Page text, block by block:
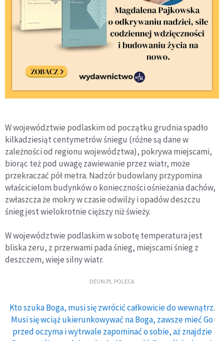
W województwie podlaskim od początku grudnia spadło
kilkadziesiąt centymetrów śniegu (różne są dane w
zależności od regionu województwa), pokrywa miejscami,
biorąc też pod uwagę zawiewanie przez wiatr, może
przekraczać pół metra. Nadzór budowlany przypomina
właścicielom budynków o konieczności ośnieżania dachów,
zwłaszcza że mokry w czasie odwilży i opadów deszczu
śnieg jest wielokrotnie cięższy niż świeży.
W województwie podlaskim w sobotę temperatura jest
bliska zeru, z przerwami pada śnieg, miejscami śnieg z
deszczem, wieje silny wiatr.
DEON.PL POLECA
Kto szuka Boga, musi się zwrócić całkowicie do wewnątrz.
Musi się wciąż ukierunkowywać na Boga, zawsze mieć Go
przed oczyma i wytrwale zapominać o sobie, aż znajdzie